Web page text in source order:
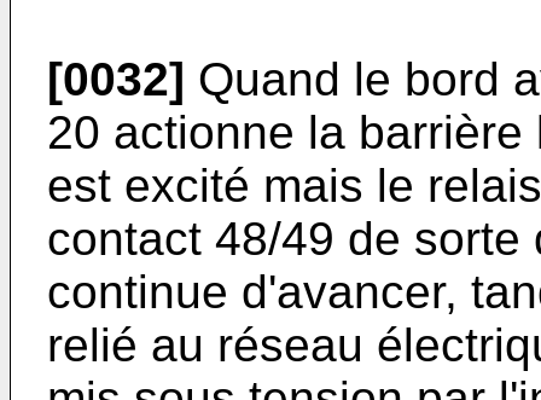
[0032] Quand le bord
20 actionne la
est excité mais le
contact 48/49 de
continue d'avancer,
relié au réseau